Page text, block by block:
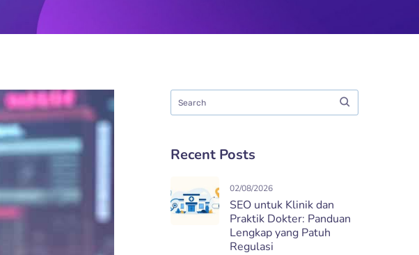
Recent Posts
02/08/2026
SEO untuk Klinik dan
Praktik Dokter: Panduan
Lengkap yang Patuh
Regulasi